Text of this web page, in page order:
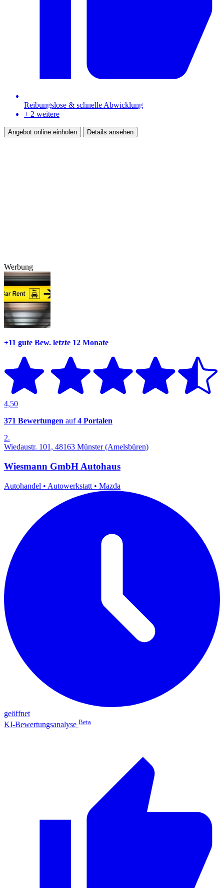
Reibungslose & schnelle Abwicklung
+ 2 weitere
Angebot online einholen Details ansehen
Werbung
+11 gute Bew. letzte 12 Monate
4,50
371 Bewertungen auf4 Portalen
2.
Wiedaustr. 101, 48163 Münster (Amelsbüren)
Wiesmann GmbH Autohaus
Autohandel • Autowerkstatt • Mazda
geöffnet
KI-Bewertungsanalyse Beta